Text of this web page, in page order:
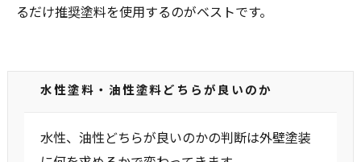
るだけ推奨塗料を使用するのがベストです。
水性塗料・油性塗料どちらが良いのか
水性、油性どちらが良いのかの判断は外壁塗装